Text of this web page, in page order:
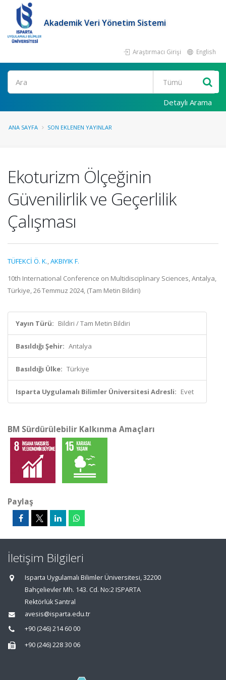
Akademik Veri Yönetim Sistemi
Araştırmacı Girişi English
Ara
Detaylı Arama
ANA SAYFA SON EKLENEN YAYINLAR
Ekoturizm Ölçeğinin
Güvenilirlik ve Geçerlilik
Çalışması
TÜFEKCİ Ö. K.,AKBIYIK F.
10th International Conference on Multidisciplinary Sciences, Antalya,
Türkiye, 26 Temmuz 2024, (Tam Metin Bildiri)
Yayın Türü: Bildiri / Tam Metin Bildiri
Basıldığı Şehir: Antalya
Basıldığı Ülke: Türkiye
Isparta Uygulamalı Bilimler Üniversitesi Adresli: Evet
BM Sürdürülebilir Kalkınma Amaçları
Paylaş
İletişim Bilgileri
Isparta Uygulamalı Bilimler Üniversitesi, 32200
Bahçelievler Mh. 143. Cd. No:2 ISPARTA
Rektörlük Santral
avesis@isparta.edu.tr
+90 (246) 214 60 00
+90 (246) 228 30 06